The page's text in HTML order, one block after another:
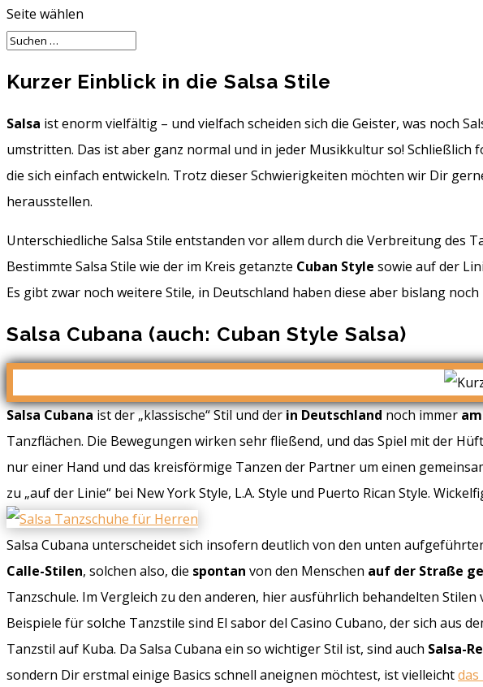
Seite wählen
Kurzer Einblick in die Salsa Stile
Salsa ist enorm vielfältig – und vielfach scheiden sich die Geister, was noch
umstritten. Das ist aber ganz normal und in jeder Musikkultur so! Schließlich
die sich einfach entwickeln. Trotz dieser Schwierigkeiten möchten wir Dir
herausstellen.
Unterschiedliche Salsa Stile entstanden vor allem durch die Verbreitung des
Bestimmte Salsa Stile wie der im Kreis getanzte Cuban Style sowie auf der
Es gibt zwar noch weitere Stile, in Deutschland haben diese aber bislang
Salsa Cubana (auch: Cuban Style Salsa)
Salsa Cubanaist der „klassische“ Stil und derin Deutschlandnoch immer
Tanzflächen. Die Bewegungen wirken sehr fließend, und das Spiel mit der
nur einer Hand und das kreisförmige Tanzen der Partner um einen
zu „auf der Linie“ bei New York Style, L.A. Style und Puerto Rican Style.
Salsa Cubana unterscheidet sich insofern deutlich von den unten
Calle-Stilen, solchen also, die spontan von den Menschen auf der Straße
Tanzschule. Im Vergleich zu den anderen, hier ausführlich behandelten
Beispiele für solche Tanzstile sind El sabor del Casino Cubano, der sich aus
Tanzstil auf Kuba. Da Salsa Cubana ein so wichtiger Stil ist, sind auch Salsa-
sondern Dir erstmal einige Basics schnell aneignen möchtest, ist vielleicht